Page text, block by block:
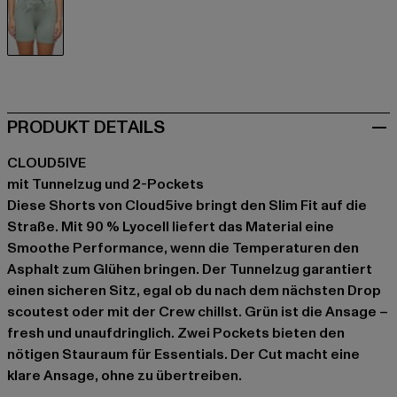
PRODUKT DETAILS
CLOUD5IVE
mit Tunnelzug und 2-Pockets
Diese Shorts von Cloud5ive bringt den Slim Fit auf die
Straße. Mit 90 % Lyocell liefert das Material eine
Smoothe Performance, wenn die Temperaturen den
Asphalt zum Glühen bringen. Der Tunnelzug garantiert
einen sicheren Sitz, egal ob du nach dem nächsten Drop
scoutest oder mit der Crew chillst. Grün ist die Ansage –
fresh und unaufdringlich. Zwei Pockets bieten den
nötigen Stauraum für Essentials. Der Cut macht eine
klare Ansage, ohne zu übertreiben.